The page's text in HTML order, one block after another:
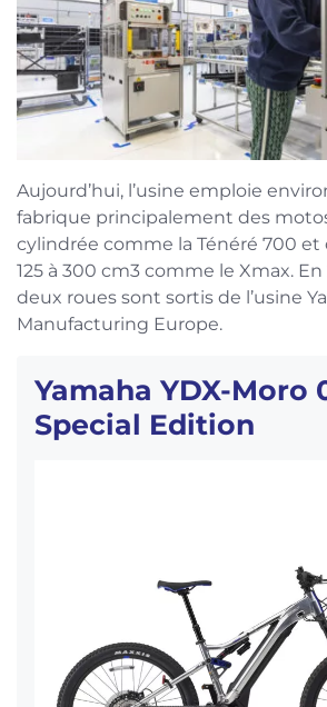
Aujourd’hui, l’usine emploie
fabrique principalement des
cylindrée comme la Ténéré 700 et
125 à 300 cm3 comme le Xmax. En
deux roues sont sortis de l’usine
Manufacturing Europe.
Yamaha YDX-Moro
Special Edition